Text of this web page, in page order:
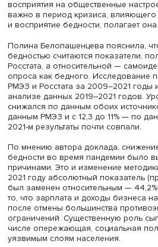
Стажер-исследователь Центра
исследованийИнститута
Полина Белопашенцева
России 2020–2021:
характеристики групп
Исследователь пояснила:
показателей неравенства
соответствия объективной
восприятия на общественные
важно в период кризиса,
и восприятие бедности,
Полина Белопашенцева
бедностью считаются
Росстата, а относительной —
опроса как бедного.
РМЭЗ и Росстата за 2009–2021
анализе данных 2019–2021
снижался по данным обоих
данным РМЭЗ и с 12,3 до 11% —
2021-м результаты почти совпали.